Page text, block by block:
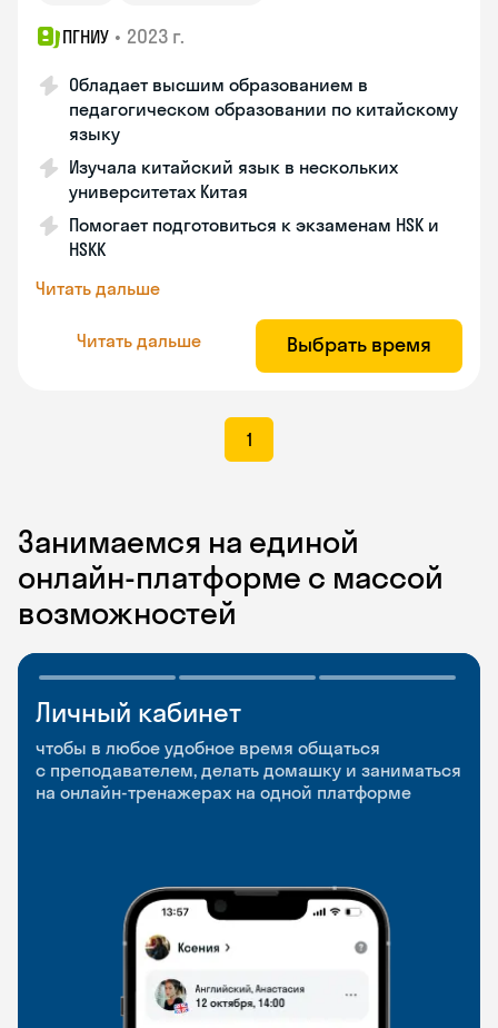
ПГНИУ • 2023 г.
Обладает высшим образованием в
педагогическом образовании по китайскому
языку
Изучала китайский язык в нескольких
университетах Китая
Помогает подготовиться к экзаменам HSK и
HSKK
Читать дальше
Читать дальше Выбрать время
1
Занимаемся на единой
онлайн-платформе с массой
возможностей
Личный кабинет
чтобы в любое удобное время общаться
с преподавателем, делать домашку и заниматься
на онлайн-тренажерах на одной платформе
Мобильное
приложение
чтобы заниматься и изучать новые слова где
и когда удобно
Разговорные клубы
и Talks
Групповые занятия для разговорной практики
и индивидуальные встречи с преподавателями